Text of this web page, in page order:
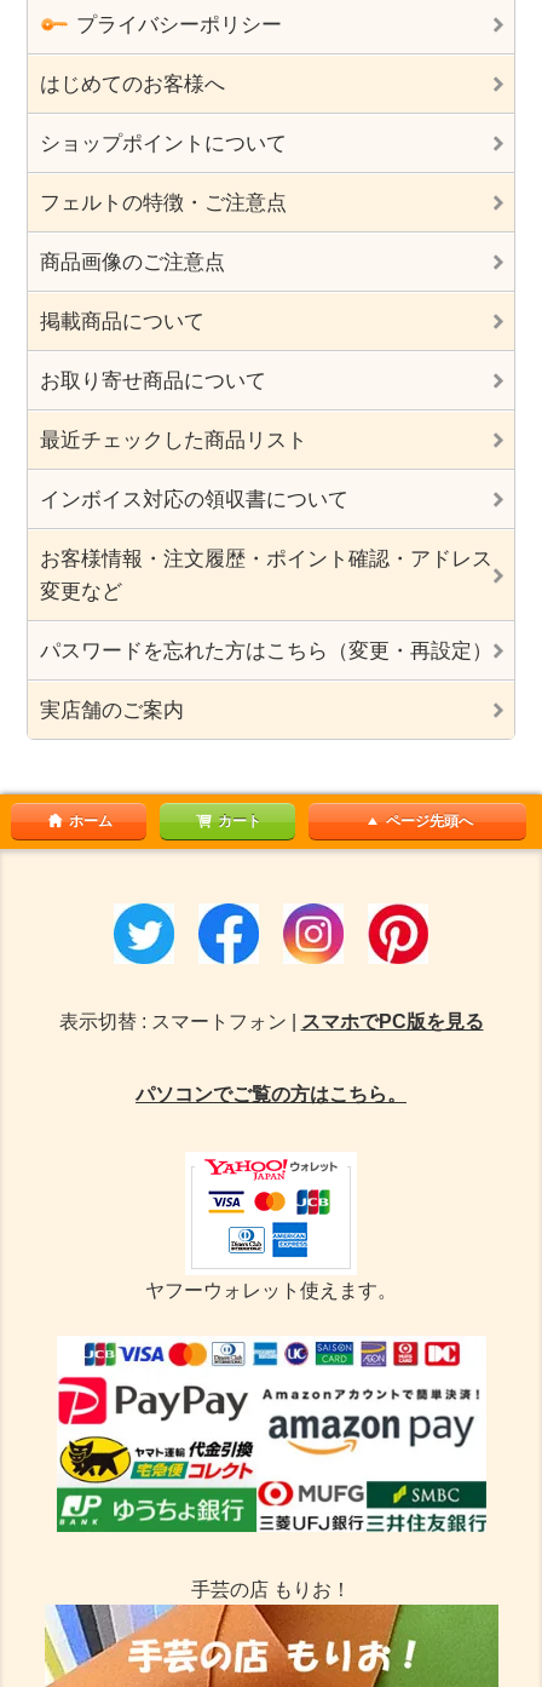
プライバシーポリシー
はじめてのお客様へ
ショップポイントについて
フェルトの特徴・ご注意点
商品画像のご注意点
掲載商品について
お取り寄せ商品について
最近チェックした商品リスト
インボイス対応の領収書について
お客様情報・注文履歴・ポイント確認・アドレス
変更など
パスワードを忘れた方はこちら（変更・再設定）
実店舗のご案内
ホーム カート ページ先頭へ
表示切替 : スマートフォン | スマホでPC版を見る
パソコンでご覧の方はこちら。
ヤフーウォレット使えます。
手芸の店 もりお！